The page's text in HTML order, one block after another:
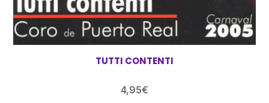
TUTTI CONTENTI
4,95€